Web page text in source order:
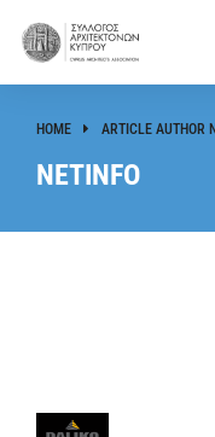
You are here:
HOME ARTICLE AUTHOR
NETINFO